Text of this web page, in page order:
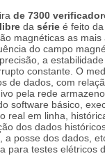
de 7300
da sérieé feito da
magnéticas as mais
do campo
a
constante. O
de dados, com
pela rede
software básico,
real em linha,
dos dados
a posse dos dados,
para testes elétricos